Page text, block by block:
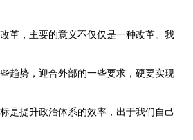
革，主要的意义不仅仅是一种改革。我
趋势，迎合外部的一些要求，硬要实现
是提升政治体系的效率，出于我们自己